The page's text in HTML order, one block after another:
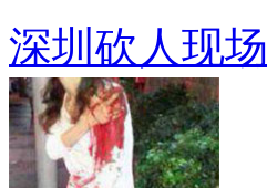
深圳砍人现场